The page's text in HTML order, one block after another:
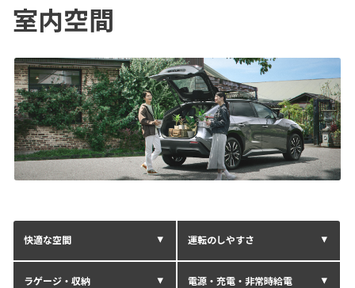
室内空間
快適な空間 運転のしやすさ
ラゲージ・収納 電源・充電・非常時給電